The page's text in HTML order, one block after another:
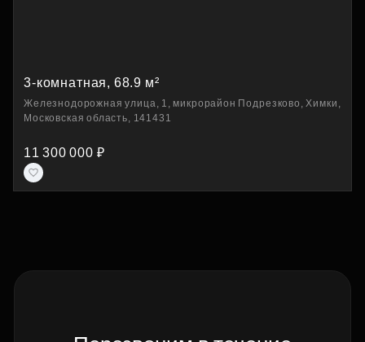
3-комнатная, 68.9 м²
Железнодорожная улица, 1, микрорайон Подрезково, Химки,
Московская область, 141431
11 300 000 ₽